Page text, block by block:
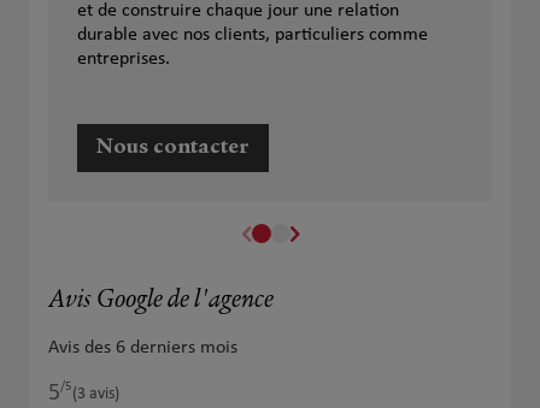
et de construire chaque jour une relation
durable avec nos clients, particuliers comme
entreprises.
Nous contacter
Avis Google de l'agence
Avis des 6 derniers mois
5/5Note de 5 sur 5
(3 avis)